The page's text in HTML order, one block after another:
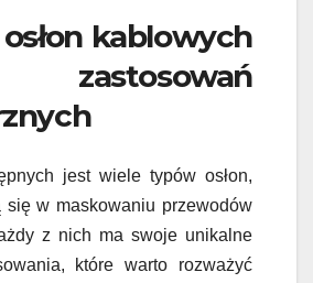
kablowych
jest wiele typów osłon,
się w maskowaniu przewodów
z nich ma swoje unikalne
które warto rozważyć